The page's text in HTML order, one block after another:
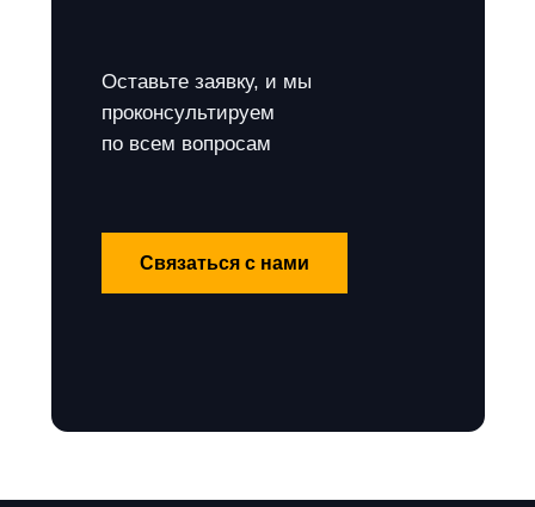
Оставьте заявку, и мы
проконсультируем
по всем вопросам
Связаться с нами